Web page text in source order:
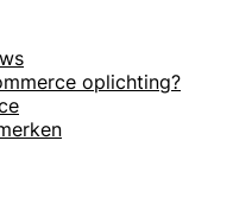
oplichting?